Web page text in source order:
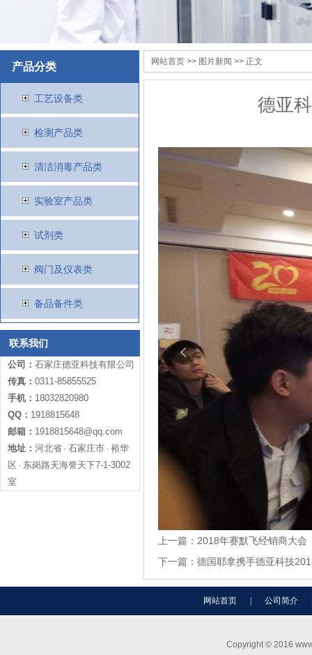
产品分类
工艺设备类
检测产品类
清洁消毒产品类
实验室产品类
试剂类
阀门及仪表类
备品备件类
联系我们
公司： 石家庄德亚科技有限公司
传真： 0311-85855525
手机： 18032820980
QQ： 1918815648
邮箱： 1918815648@qq.com
地址： 河北省 · 石家庄市 · 裕华
区 · 东岗路天海誉天下7-1-3002
室
网站首页 >> 图片新闻 >> 正文
德亚
上一篇： 2018年赛默飞经销商大会
下一篇： 德国耶拿携手德亚科技
网站首页 公司简介
Copyright © 2016